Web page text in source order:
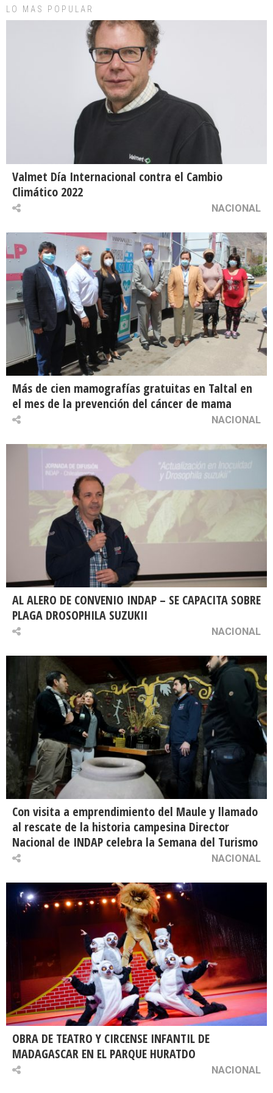
LO MAS POPULAR
Valmet Día Internacional contra el Cambio
Climático 2022
NACIONAL
Más de cien mamografías gratuitas en Taltal en
el mes de la prevención del cáncer de mama
NACIONAL
AL ALERO DE CONVENIO INDAP – SE CAPACITA SOBRE
PLAGA DROSOPHILA SUZUKII
NACIONAL
Con visita a emprendimiento del Maule y llamado
al rescate de la historia campesina Director
Nacional de INDAP celebra la Semana del Turismo
NACIONAL
OBRA DE TEATRO Y CIRCENSE INFANTIL DE
MADAGASCAR EN EL PARQUE HURATDO
NACIONAL